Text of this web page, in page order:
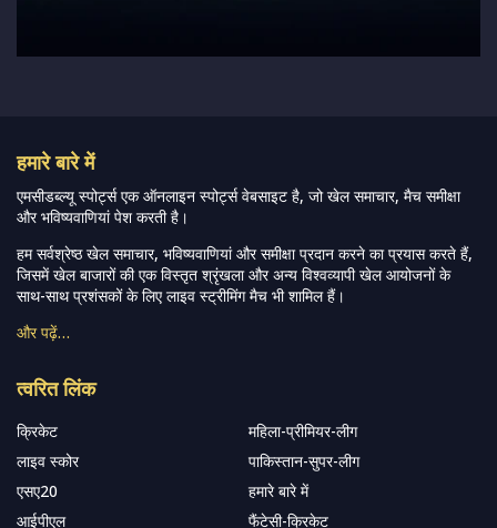
हमारे बारे में
एमसीडब्ल्यू स्पोर्ट्स एक ऑनलाइन स्पोर्ट्स वेबसाइट है, जो खेल समाचार, मैच समीक्षा
और भविष्यवाणियां पेश करती है।
हम सर्वश्रेष्ठ खेल समाचार, भविष्यवाणियां और समीक्षा प्रदान करने का प्रयास करते हैं,
जिसमें खेल बाजारों की एक विस्तृत श्रृंखला और अन्य विश्वव्यापी खेल आयोजनों के
साथ-साथ प्रशंसकों के लिए लाइव स्ट्रीमिंग मैच भी शामिल हैं।
और पढ़ें…
त्वरित लिंक
क्रिकेट
महिला-प्रीमियर-लीग
लाइव स्कोर
पाकिस्तान-सुपर-लीग
एसए20
हमारे बारे में
आईपीएल
फैंटेसी-क्रिकेट